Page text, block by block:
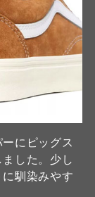
にピッグス
した。少し
馴染みやす